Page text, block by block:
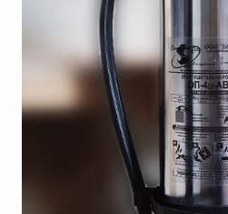
Порошковые огнетушители
тушащими свойствами
ПЕНОСМЕСИТЕЛЬ (ДОЗАТОР)
TYTAN MAX
«Pohorje» Mirna
«Зелинский групп»